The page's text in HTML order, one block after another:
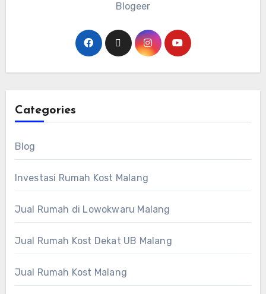
Blogeer
Categories
Blog
Investasi Rumah Kost Malang
Jual Rumah di Lowokwaru Malang
Jual Rumah Kost Dekat UB Malang
Jual Rumah Kost Malang